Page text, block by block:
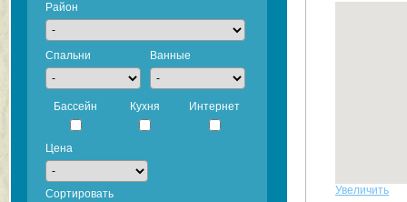
Район
Спальни Ванные
Бассейн Кухня Интернет
Цена
Сортировать Увеличить